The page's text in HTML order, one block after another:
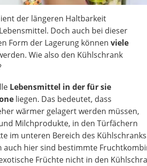
der längeren Haltbarkeit
Doch auch bei dieser
Form der Lagerung könnenviele
Wie also den Kühlschrank
Lebensmittel in der für sie
liegen. Das bedeutet, dass
wärmer gelagert werden müssen,
Milchprodukte, in den Türfächern
im unteren Bereich des
auch hier sind bestimmte
Früchte nicht in den